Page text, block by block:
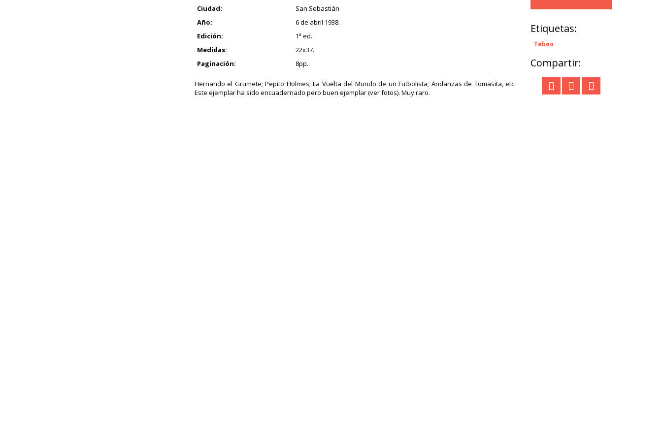
Ciudad:
San Sebastián
Año:
6 de abril 1938.
Edición:
1ª ed.
Medidas:
22x37.
Paginación:
8pp.
Hernando el Grumete; Pepito Holmes; La Vuelta del Mundo de un Futbolista; Andanzas de Tomasita, etc.
Este ejemplar ha sido encuadernado pero buen ejemplar (ver fotos). Muy raro.
Etiquetas:
Tebeo
Compartir: